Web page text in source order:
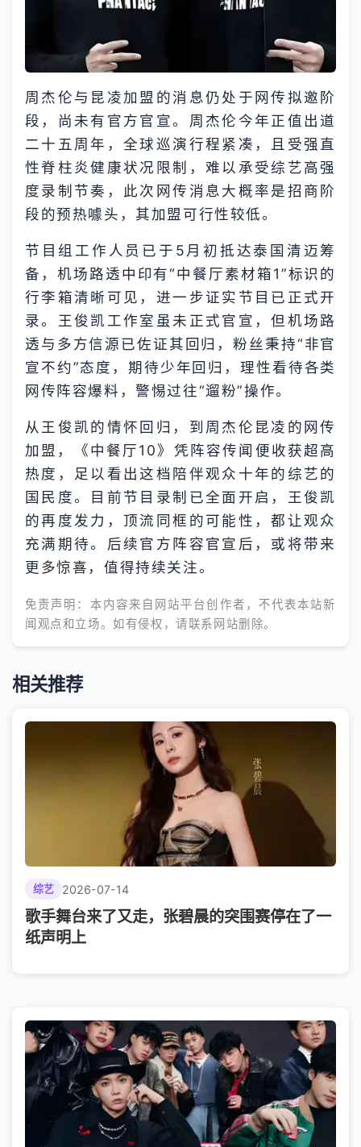
周杰伦与昆凌加盟的消息仍处于网传拟邀阶
段，尚未有官方官宣。周杰伦今年正值出道
二十五周年，全球巡演行程紧凑，且受强直
性脊柱炎健康状况限制，难以承受综艺高强
度录制节奏，此次网传消息大概率是招商阶
段的预热噱头，其加盟可行性较低。
节目组工作人员已于5月初抵达泰国清迈筹
备，机场路透中印有“中餐厅素材箱1”标识的
行李箱清晰可见，进一步证实节目已正式开
录。王俊凯工作室虽未正式官宣，但机场路
透与多方信源已佐证其回归，粉丝秉持“非官
宣不约”态度，期待少年回归，理性看待各类
网传阵容爆料，警惕过往“遛粉”操作。
从王俊凯的情怀回归，到周杰伦昆凌的网传
加盟，《中餐厅10》凭阵容传闻便收获超高
热度，足以看出这档陪伴观众十年的综艺的
国民度。目前节目录制已全面开启，王俊凯
的再度发力，顶流同框的可能性，都让观众
充满期待。后续官方阵容官宣后，或将带来
更多惊喜，值得持续关注。
免责声明：本内容来自网站平台创作者，不代表本站新
闻观点和立场。如有侵权，请联系网站删除。
相关推荐
综艺 2026-07-14
歌手舞台来了又走，张碧晨的突围赛停在了一
纸声明上